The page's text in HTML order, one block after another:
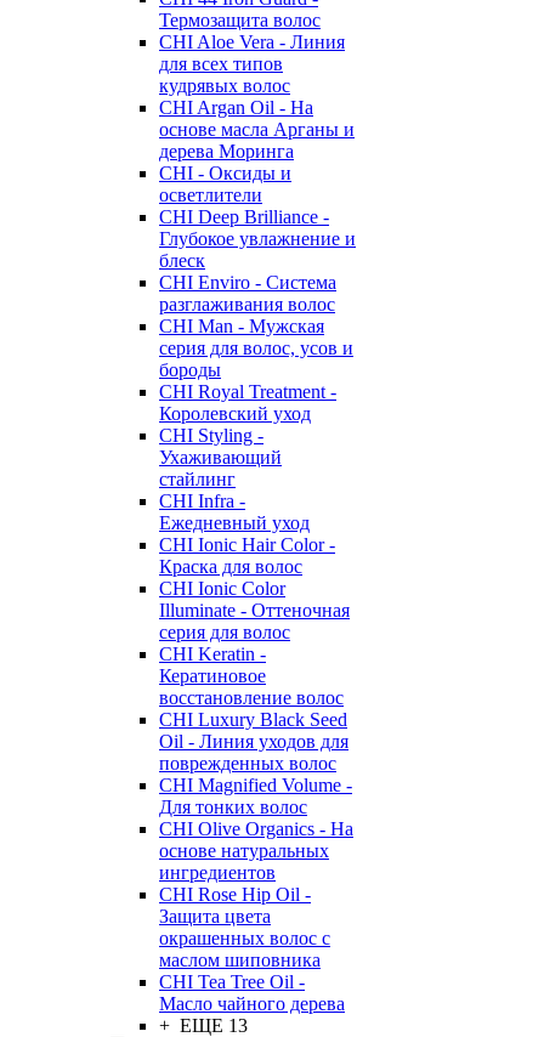
Термозащита волос
CHI Aloe Vera - Линия
для всех типов
кудрявых волос
CHI Argan Oil - На
основе масла Арганы и
дерева Моринга
CHI - Оксиды и
осветлители
CHI Deep Brilliance -
Глубокое увлажнение и
блеск
CHI Enviro - Система
разглаживания волос
CHI Man - Мужская
серия для волос, усов и
бороды
CHI Royal Treatment -
Королевский уход
CHI Styling -
Ухаживающий
стайлинг
CHI Infra -
Ежедневный уход
CHI Ionic Hair Color -
Краска для волос
CHI Ionic Color
Illuminate - Оттеночная
серия для волос
CHI Keratin -
Кератиновое
восстановление волос
CHI Luxury Black Seed
Oil - Линия уходов для
поврежденных волос
CHI Magnified Volume -
Для тонких волос
CHI Olive Organics - На
основе натуральных
ингредиентов
CHI Rose Hip Oil -
Защита цвета
окрашенных волос с
маслом шиповника
CHI Tea Tree Oil -
Масло чайного дерева
+ ЕЩЕ 13